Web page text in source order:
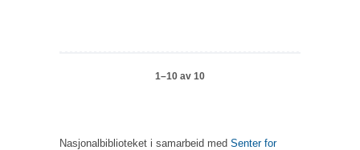
1–10 av 10
Nasjonalbiblioteket i samarbeid med Senter for